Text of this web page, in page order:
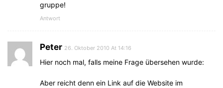
gruppe!
Antwort
Peter 26. Oktober 2010 At 14:16
Hier noch mal, falls meine Frage übersehen wurde:
Aber reicht denn ein Link auf die Website im